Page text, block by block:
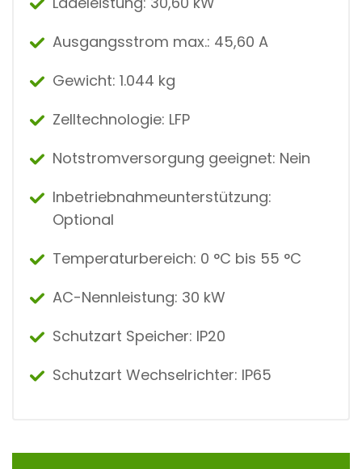
Ausgangsstrom max.: 45,60 A
Gewicht: 1.044 kg
Zelltechnologie: LFP
Notstromversorgung geeignet: Nein
Inbetriebnahmeunterstützung:
Optional
Temperaturbereich: 0 °C bis 55 °C
AC-Nennleistung: 30 kW
Schutzart Speicher: IP20
Schutzart Wechselrichter: IP65